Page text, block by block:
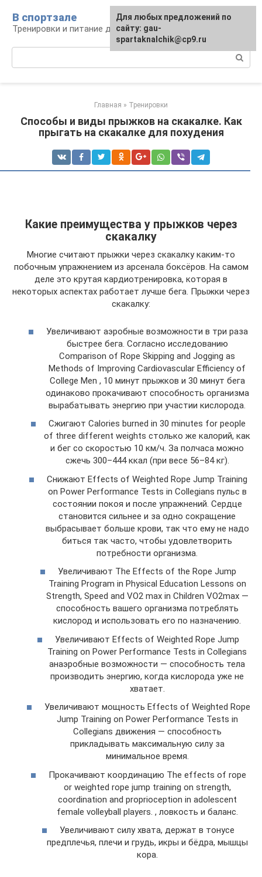
контенту
В спортзале
Тренировки и питание для здоровья
Главная » Тренировки
Способы и виды прыжков на скакалке. Как
прыгать на скакалке для похудения
Какие преимущества у прыжков через
скакалку
Многие считают прыжки через скакалку каким-то
побочным упражнением из арсенала боксёров. На самом
деле это крутая кардиотренировка, которая в
некоторых аспектах работает лучше бега. Прыжки через
скакалку:
Увеличивают аэробные возможности в три раза
быстрее бега. Согласно исследованию
Comparison of Rope Skipping and Jogging as
Methods of Improving Cardiovascular Efficiency of
College Men , 10 минут прыжков и 30 минут бега
одинаково прокачивают способность организма
вырабатывать энергию при участии кислорода.
Сжигают Calories burned in 30 minutes for people
of three different weights столько же калорий, как
и бег со скоростью 10 км/ч. За полчаса можно
сжечь 300–444 ккал (при весе 56–84 кг).
Снижают Effects of Weighted Rope Jump Training
on Power Performance Tests in Collegians пульс в
состоянии покоя и после упражнений. Сердце
становится сильнее и за одно сокращение
выбрасывает больше крови, так что ему не надо
биться так часто, чтобы удовлетворить
потребности организма.
Увеличивают The Effects of the Rope Jump
Training Program in Physical Education Lessons on
Strength, Speed and VO2 max in Children VO2max —
способность вашего организма потреблять
кислород и использовать его по назначению.
Увеличивают Effects of Weighted Rope Jump
Training on Power Performance Tests in Collegians
анаэробные возможности — способность тела
производить энергию, когда кислорода уже не
хватает.
Увеличивают мощность Effects of Weighted Rope
Jump Training on Power Performance Tests in
Collegians движения — способность
прикладывать максимальную силу за
минимальное время.
Прокачивают координацию The effects of rope
or weighted rope jump training on strength,
coordination and proprioception in adolescent
female volleyball players. , ловкость и баланс.
Увеличивают силу хвата, держат в тонусе
предплечья, плечи и грудь, икры и бёдра, мышцы
кора.
Для любых предложений по
сайту: gau-
spartaknalchik@cp9.ru